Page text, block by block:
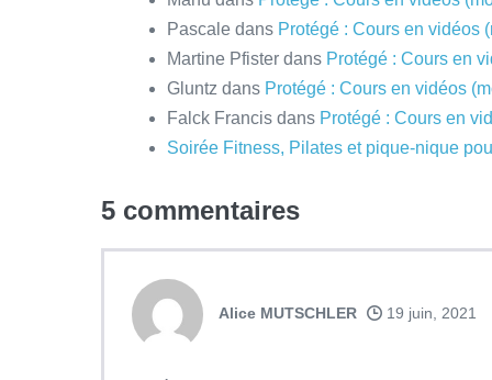
Pascale dans Protégé : Cours en vidéos
Martine Pfister dans Protégé : Cours en
Gluntz dans Protégé : Cours en vidéos
Falck Francis dans Protégé : Cours en
Soirée Fitness, Pilates et pique-nique
5 commentaires
Alice MUTSCHLER 19 juin, 2021